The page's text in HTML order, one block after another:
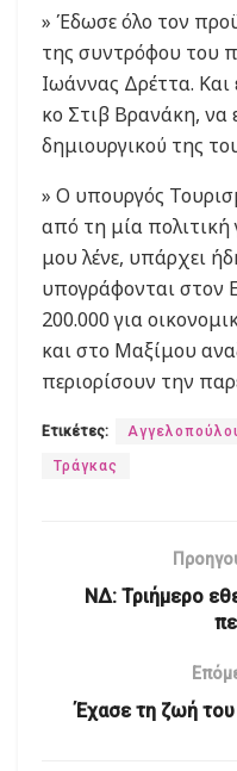
» Έδωσε όλο τον
της συντρόφου του
Ιωάννας Δρέττα.
κο Στιβ Βρανάκη, να
δημιουργικού της
» Ο υπουργός
από τη μία
μου λένε, υπάρχει
υπογράφονται στον
200.000 για
και στο Μαξίμου
περιορίσουν την
Ετικέτες:
Τράγκας
ΝΔ: Τριήμερο
Έχασε τη ζωή